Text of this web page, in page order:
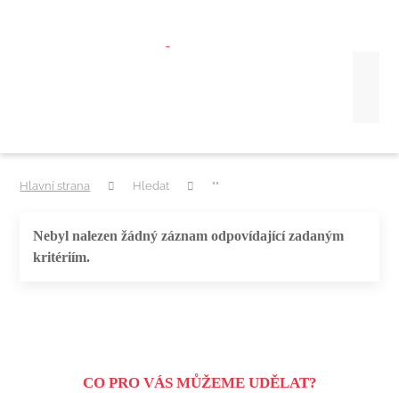
Hlavní strana Hledat ""
Nebyl nalezen žádný záznam odpovídající zadaným
kritériím.
CO PRO VÁS MŮŽEME UDĚLAT?